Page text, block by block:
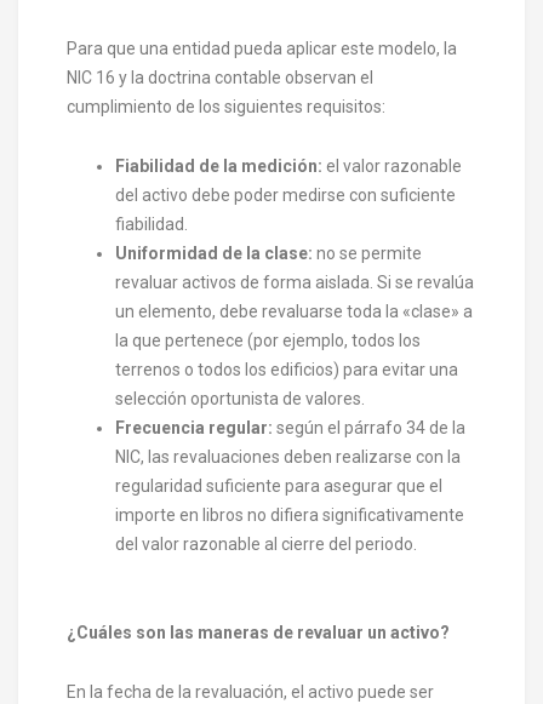
Para que una entidad pueda aplicar este modelo, la
NIC 16 y la doctrina contable observan el
cumplimiento de los siguientes requisitos:
Fiabilidad de la medición: el valor razonable
del activo debe poder medirse con suficiente
fiabilidad.
Uniformidad de la clase: no se permite
revaluar activos de forma aislada. Si se revalúa
un elemento, debe revaluarse toda la «clase» a
la que pertenece (por ejemplo, todos los
terrenos o todos los edificios) para evitar una
selección oportunista de valores.
Frecuencia regular: según el párrafo 34 de la
NIC, las revaluaciones deben realizarse con la
regularidad suficiente para asegurar que el
importe en libros no difiera significativamente
del valor razonable al cierre del periodo.
¿Cuáles son las maneras de revaluar un activo?
En la fecha de la revaluación, el activo puede ser